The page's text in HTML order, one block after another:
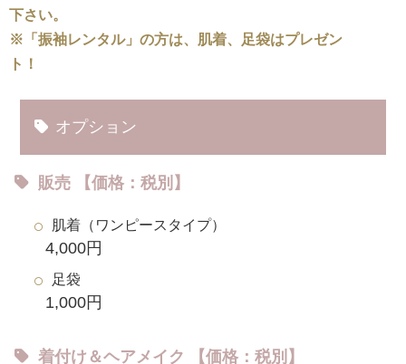
下さい。
※「振袖レンタル」の方は、肌着、足袋はプレゼン
ト！
オプション
販売 【価格：税別】
肌着（ワンピースタイプ）
4,000円
足袋
1,000円
着付け＆ヘアメイク 【価格：税別】